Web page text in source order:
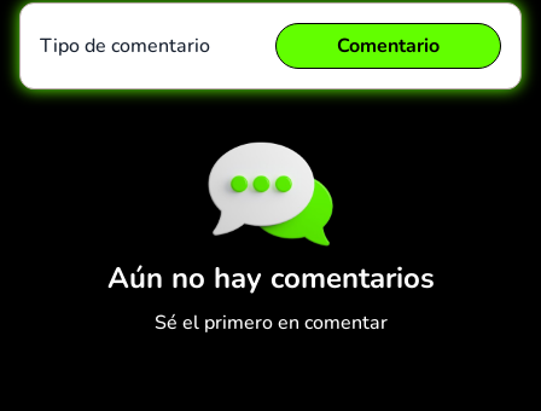
Aún no hay comentarios
Sé el primero en comentar
Tipo de comentario Comentario